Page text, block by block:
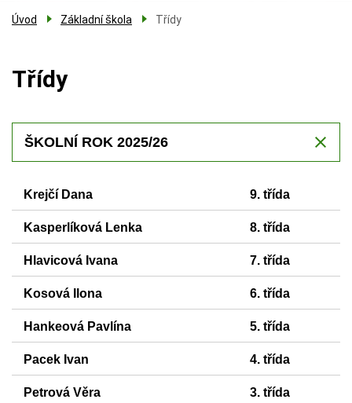
Úvod Základní škola Třídy
Třídy
ŠKOLNÍ ROK 2025/26
Krejčí Dana 9. třída
Kasperlíková Lenka 8. třída
Hlavicová Ivana 7. třída
Kosová Ilona 6. třída
Hankeová Pavlína 5. třída
Pacek Ivan 4. třída
Petrová Věra 3. třída